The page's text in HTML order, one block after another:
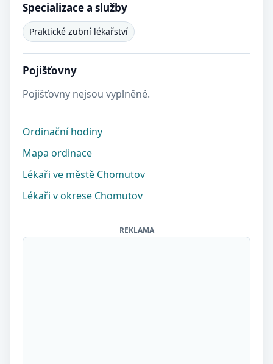
Specializace a služby
Praktické zubní lékařství
Pojišťovny
Pojišťovny nejsou vyplněné.
Ordinační hodiny
Mapa ordinace
Lékaři ve městě Chomutov
Lékaři v okrese Chomutov
REKLAMA